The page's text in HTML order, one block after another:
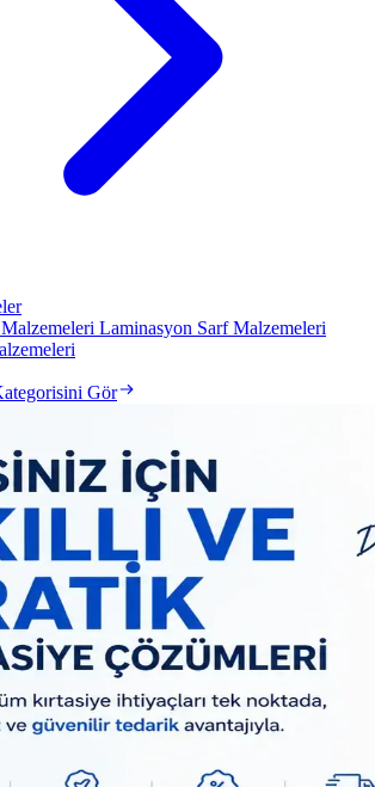
Laminasyon Sarf Malzemeleri
Gör